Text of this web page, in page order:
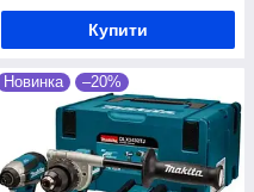
Купити
Новинка –20%